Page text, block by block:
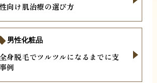
向け肌治療の選び方
身脱毛でツルツルになるまでに支
例
男性化粧品